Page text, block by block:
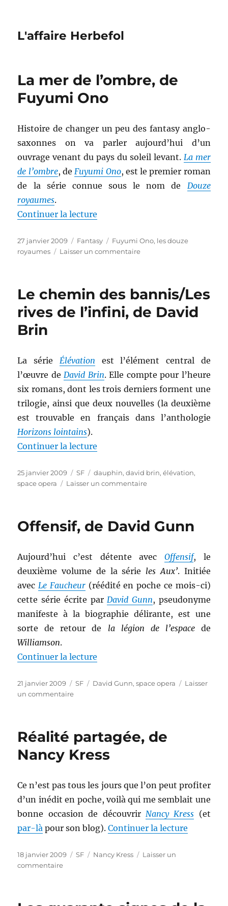
L'affaire Herbefol
La mer de l’ombre, de
Fuyumi Ono
Histoire de changer un peu des fantasy anglo-
saxonnes on va parler aujourd’hui d’un
ouvrage venant du pays du soleil levant. La mer
de l’ombre, deFuyumi Ono, est le premier roman
de la série connue sous le nom de Douze
royaumes.
Continuer la lecture
Publié
le
27 janvier 2009 Catégories
Fantasy Étiquettes
Fuyumi Ono, les douze
royaumes
Laisser un commentairesur
l’ombre,
Fuyumi
Le chemin des bannis/Les
rives de l’infini, de David
Brin
La série Élévation est l’élément central de
l’œuvre deDavid Brin. Elle compte pour l’heure
six romans, dont les trois derniers forment une
trilogie, ainsi que deux nouvelles (la deuxième
est trouvable en français dans l’anthologie
Horizons lointains).
Continuer la lecture
Publié
le
25 janvier 2009 Catégories
SF Étiquettes
dauphin,david brin,élévation,
space opera
Laisser un commentairesur
bannis/Les
l’infini,
de
Brin
Offensif, de David Gunn
Aujourd’hui c’est détente avec Offensif, le
deuxième volume de la série les Aux’. Initiée
avecLe Faucheur(réédité en poche ce mois-ci)
cette série écrite parDavid Gunn, pseudonyme
manifeste à la biographie délirante, est une
sorte de retour de la légion de l’espacede
Williamson.
Continuer la lecture
Publié
le
21 janvier 2009 Catégories
SF Étiquettes
David Gunn,space opera
Laisser
un commentairesur
Gunn
Réalité partagée, de
Nancy Kress
Ce n’est pas tous les jours que l’on peut profiter
d’un inédit en poche, voilà qui me semblait une
bonne occasion de découvrir Nancy Kress (et
par-là pour son blog).Continuer la lecture
Publié
le
18 janvier 2009 Catégories
SF Étiquettes
Nancy Kress
Laisser un
commentairesur